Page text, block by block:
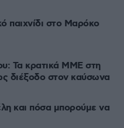
παιχνίδι στο Μαρόκο
Τα κρατικά ΜΜΕ στη
διέξοδο στον καύσωνα
και πόσα μπορούμε να